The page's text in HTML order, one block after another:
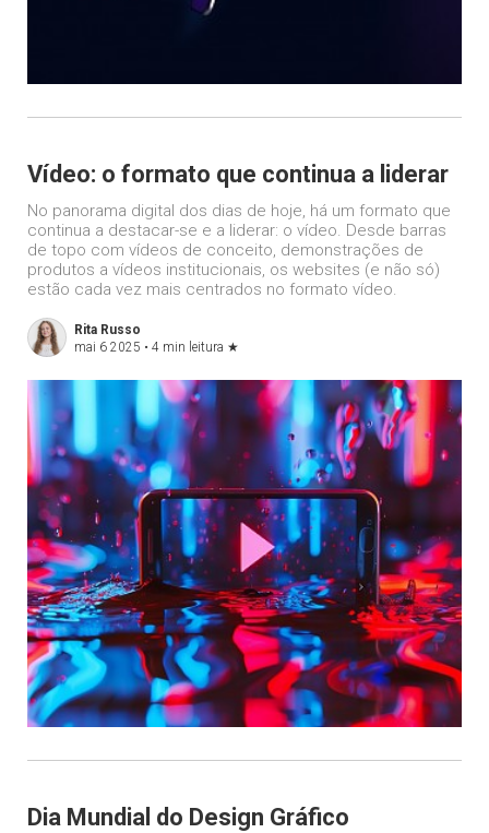
Vídeo: o formato que continua a liderar
No panorama digital dos dias de hoje, há um formato que
continua a destacar-se e a liderar: o vídeo. Desde barras
de topo com vídeos de conceito, demonstrações de
produtos a vídeos institucionais, os websites (e não só)
estão cada vez mais centrados no formato vídeo.
Rita Russo
mai 6 2025 • 4 min leitura ★
Dia Mundial do Design Gráfico